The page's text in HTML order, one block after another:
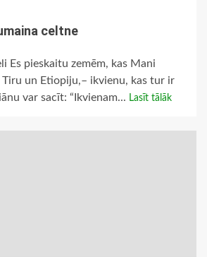
celtne
Es pieskaitu zemēm, kas Mani
un Etiopiju,– ikvienu, kas tur ir
var sacīt: “Ikvienam... Lasīt tālāk